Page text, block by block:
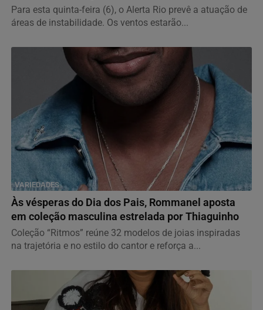
Para esta quinta-feira (6), o Alerta Rio prevê a atuação de
áreas de instabilidade. Os ventos estarão...
VARIEDADES
Às vésperas do Dia dos Pais, Rommanel aposta
em coleção masculina estrelada por Thiaguinho
Coleção “Ritmos” reúne 32 modelos de joias inspiradas
na trajetória e no estilo do cantor e reforça a...